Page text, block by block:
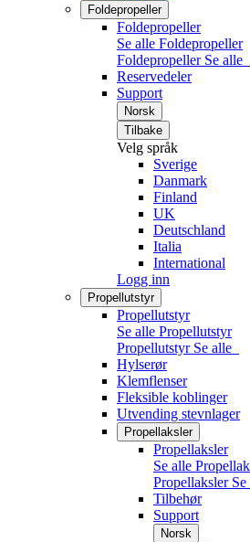
Foldepropeller
Foldepropeller
Se alle Foldepropeller
Foldepropeller Se alle
Reservedeler
Support
Norsk
Tilbake
Velg språk
Sverige
Danmark
Finland
UK
Deutschland
Italia
International
Logg inn
Propellutstyr
Propellutstyr
Se alle Propellutstyr
Propellutstyr Se alle
Hylserør
Klemflenser
Fleksible koblinger
Utvending stevnlager
Propellaksler
Propellaksler
Se alle
Propellaksler
Tilbehør
Support
Norsk